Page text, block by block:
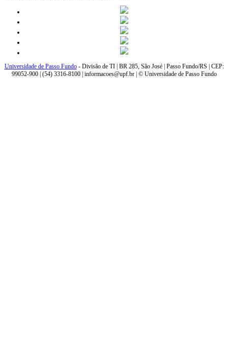
Universidade de Passo Fundo- Divisão de TI | BR 285, São José | Passo Fundo/RS | CEP:
99052-900 | (54) 3316-8100 | informacoes@upf.br | © Universidade de Passo Fundo